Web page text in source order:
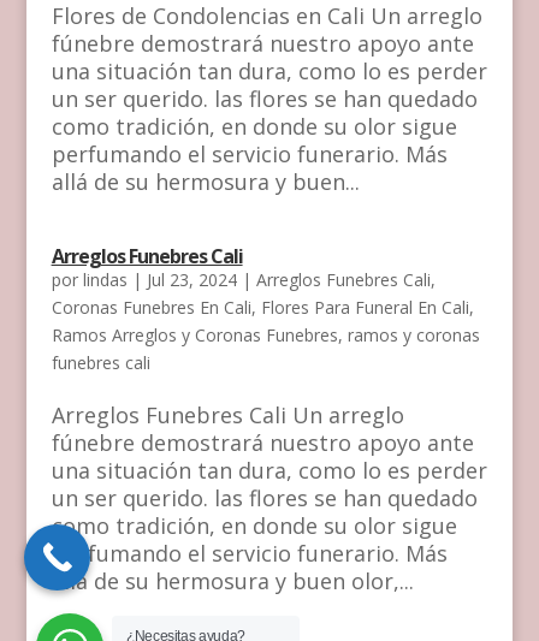
Flores de Condolencias en Cali Un arreglo
fúnebre demostrará nuestro apoyo ante
una situación tan dura, como lo es perder
un ser querido. las flores se han quedado
como tradición, en donde su olor sigue
perfumando el servicio funerario. Más
allá de su hermosura y buen...
Arreglos Funebres Cali
por lindas | Jul 23, 2024| Arreglos Funebres Cali,
Coronas Funebres En Cali, Flores Para Funeral En Cali,
Ramos Arreglos y Coronas Funebres, ramos y coronas
funebres cali
Arreglos Funebres Cali Un arreglo
fúnebre demostrará nuestro apoyo ante
una situación tan dura, como lo es perder
un ser querido. las flores se han quedado
como tradición, en donde su olor sigue
perfumando el servicio funerario. Más
allá de su hermosura y buen olor,...
¿Necesitas ayuda?